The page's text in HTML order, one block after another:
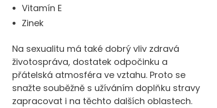
Vitamín E
Zinek
Na sexualitu má také dobrý vliv zdravá
životospráva, dostatek odpočinku a
přátelská atmosféra ve vztahu. Proto se
snažte souběžně s užíváním doplňku stravy
zapracovat i na těchto dalších oblastech.